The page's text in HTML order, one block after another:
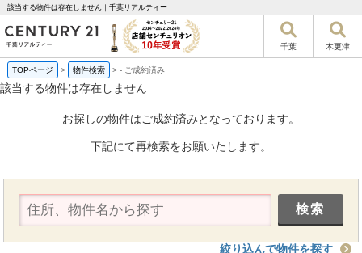
該当する物件は存在しません｜千葉リアルティー
千葉 木更津
TOPページ > 物件検索 >- ご成約済み
該当する物件は存在しません
お探しの物件はご成約済みとなっております。
下記にて再検索をお願いたします。
絞り込んで物件を探す